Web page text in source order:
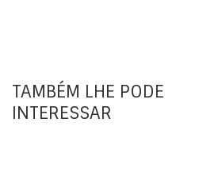
TAMBÉM LHE PODE
INTERESSAR